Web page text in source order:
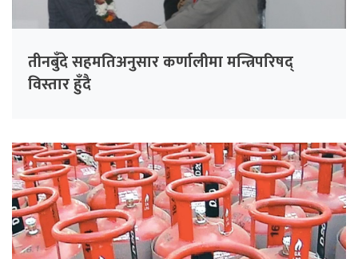
तीनबुँदे सहमतिअनुसार कर्णालीमा मन्त्रिपरिषद्
विस्तार हुँदै